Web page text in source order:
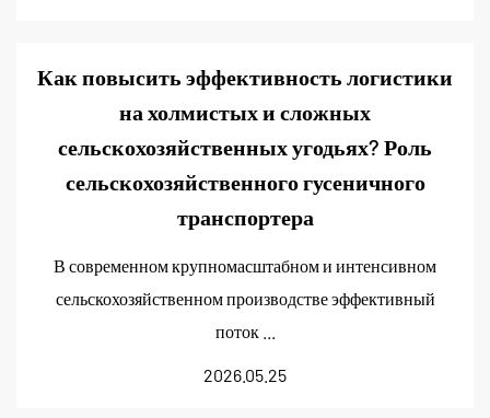
Как повысить эффективность логистики
на холмистых и сложных
сельскохозяйственных угодьях? Роль
сельскохозяйственного гусеничного
транспортера
В современном крупномасштабном и интенсивном
сельскохозяйственном производстве эффективный
поток ...
2026.05.25